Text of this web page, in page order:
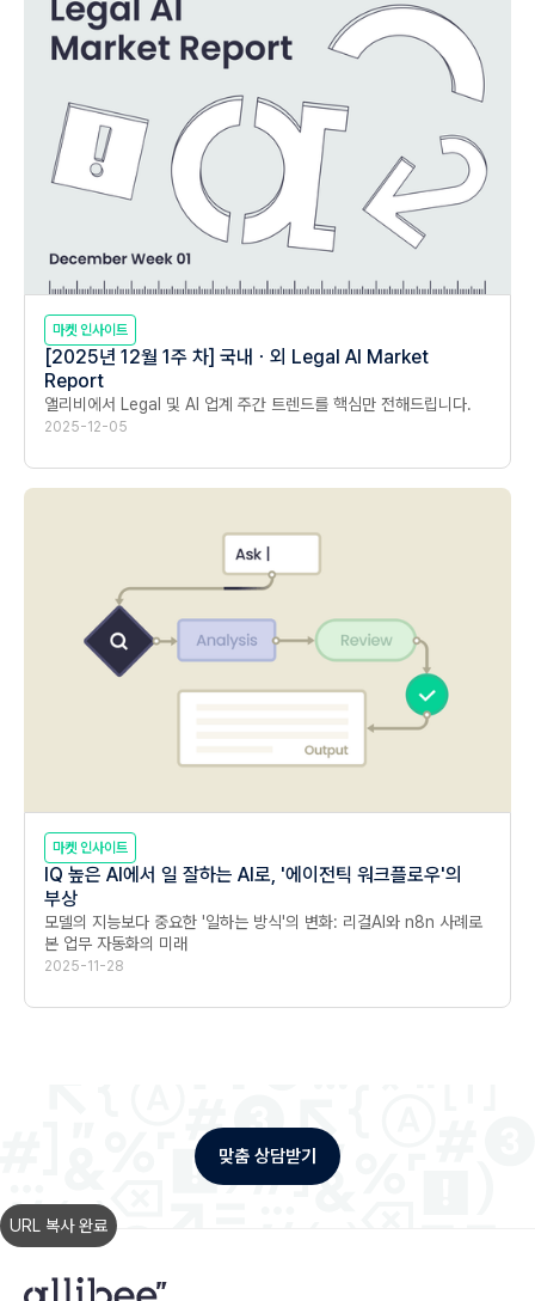
마켓 인사이트
[2025년 12월 1주 차] 국내ㆍ외 Legal AI Market
Report
앨리비에서 Legal 및 AI 업계 주간 트렌드를 핵심만 전해드립니다.
2025-12-05
마켓 인사이트
IQ 높은 AI에서 일 잘하는 AI로, '에이전틱 워크플로우'의
부상
모델의 지능보다 중요한 '일하는 방식'의 변화: 리걸AI와 n8n 사례로
본 업무 자동화의 미래
2025-11-28
URL 복사 완료
맞춤 상담받기